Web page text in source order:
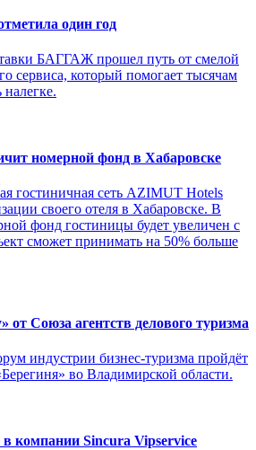
один год
БАГГАЖ прошел путь от смелой
сервиса, который помогает тысячам
номерной фонд в Хабаровске
гостиничная сеть AZIMUT Hotels
своего отеля в Хабаровске. В
фонд гостиницы будет увеличен с
сможет принимать на 50% больше
Союза агентств делового туризма
индустрии бизнес-туризма пройдёт
во Владимирской области.
компании Sincura Vipservice